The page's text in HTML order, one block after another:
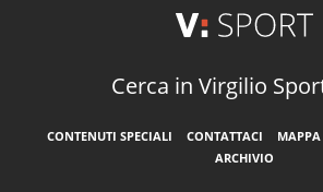
Cerca in Virgilio
CONTENUTI SPECIALI CONTATTACI MAPPA
ARCHIVIO